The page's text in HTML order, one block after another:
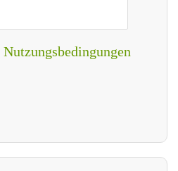
Nutzungsbedingungen